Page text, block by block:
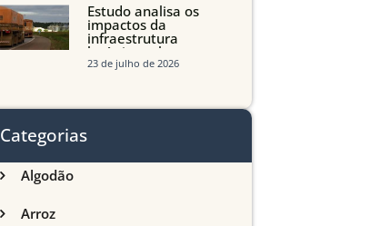
Estudo analisa os
impactos da
infraestrutura
logística sobre a
produção agrícola de
23 de julho de 2026
Categorias
Algodão
Arroz